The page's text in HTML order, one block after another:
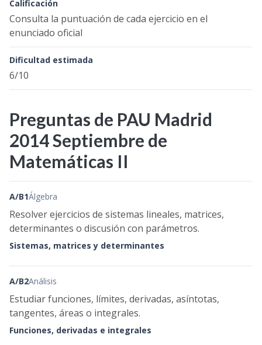
Calificación
Consulta la puntuación de cada ejercicio en el
enunciado oficial
Dificultad estimada
6/10
Preguntas de PAU Madrid
2014 Septiembre de
Matemáticas II
A/B1Álgebra
Resolver ejercicios de sistemas lineales, matrices,
determinantes o discusión con parámetros.
Sistemas, matrices y determinantes
A/B2Análisis
Estudiar funciones, límites, derivadas, asíntotas,
tangentes, áreas o integrales.
Funciones, derivadas e integrales